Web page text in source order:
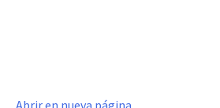
Abrir en nueva página